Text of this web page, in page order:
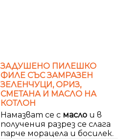
ЗАДУШЕНО ПИЛЕШКО
ФИЛЕ СЪС ЗАМРАЗЕН
ЗЕЛЕНЧУЦИ, ОРИЗ,
СМЕТАНА И МАСЛО НА
КОТЛОН
Намазват се с масло и в
получения разрез се слага
парче морацела и босилек.